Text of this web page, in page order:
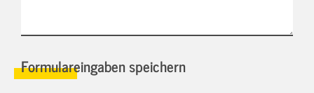
Formulareingaben speichern